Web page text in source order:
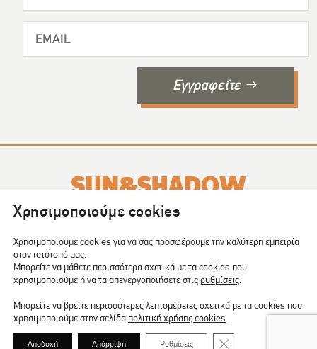
Εγγραφείτε
τεύχη το χρόνο.
COPYRIGHT © 2024 | CREATED BY:Shape
ΠΟΛΙΤΙΚΗ ΑΠΟΡΡΗΤΟΥ | COOKIES
Χρησιμοποιούμε cookies
Χρησιμοποιούμε cookies για να σας προσφέρουμε την καλύτερη εμπειρία
στον ιστότοπό μας.
Μπορείτε να μάθετε περισσότερα σχετικά με τα cookies που
χρησιμοποιούμε ή να τα απενεργοποιήσετε στιςρυθμίσεις
Μπορείτε να βρείτε περισσότερες λεπτομέρειες σχετικά με τα cookies που
χρησιμοποιούμε στην σελίδα πολιτική χρήσης cookies
Αποδοχή Απόρριψη Ρυθμίσεις ΚΛΕΊΣΙΜΟ ΤΟΥ COOKIE